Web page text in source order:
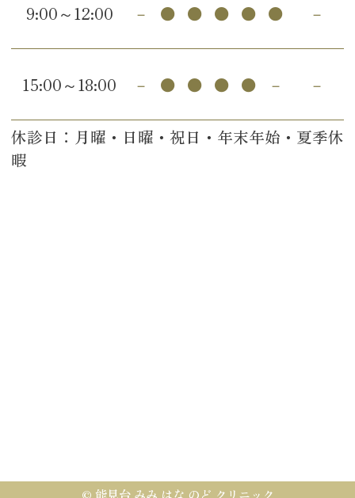
休診日：月曜・日曜・祝日・年末年始・夏季休
暇
9:00～12:00 － ● ● ● ● ● －
15:00～18:00 － ● ● ● ● － －
© 能見台 みみ はな のど クリニック